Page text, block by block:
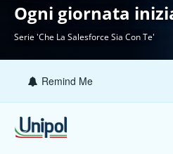
Ogni giornata
Serie 'Che La Salesforce Sia Con Te'
Remind Me